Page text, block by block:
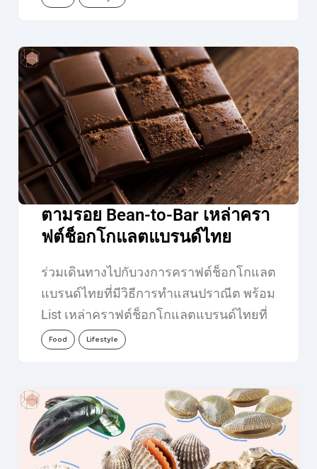
ตามรอย Bean-to-Bar เหล่าครา
ฟต์ช็อกโกแลตแบรนด์ไทย
ร่วมเดินทางไปกับวงการคราฟต์ช็อกโกแลต
แบรนด์ไทยที่มีวิธีการทำแสนปราณีต พร้อม
List เหล่าคราฟต์ช็อกโกแลตแบรนด์ไทยที่
รังสรรค์ออกมาแบบ…
Food Lifestyle